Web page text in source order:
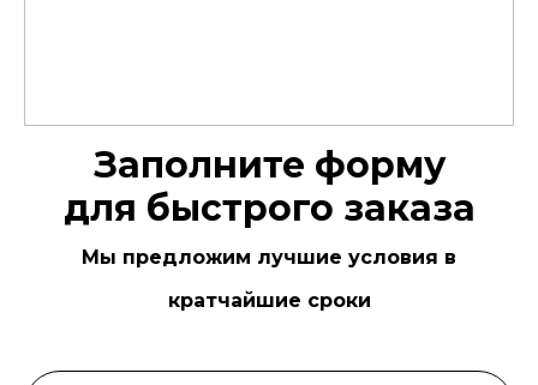
Заполните форму
для быстрого заказа
Мы предложим лучшие условия в
кратчайшие сроки